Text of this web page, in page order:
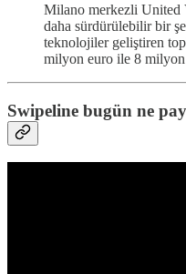
Milano merkezli United
daha sürdürülebilir bir
teknolojiler geliştiren
milyon euro ile 8 milyon
Swipeline bugün ne